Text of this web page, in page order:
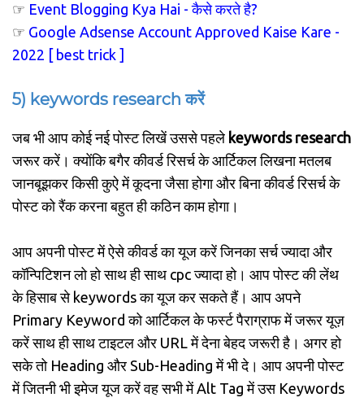
☞ Event Blogging Kya Hai - कैसे करते है?
☞ Google Adsense Account Approved Kaise Kare -
2022 [ best trick ]
5) keywords research करें
जब भी आप कोई नई पोस्ट लिखें उससे पहले keywords research
जरूर करें। क्योंकि बगैर कीवर्ड रिसर्च के आर्टिकल लिखना मतलब
जानबूझकर किसी कुऐ में कूदना जैसा होगा और बिना कीवर्ड रिसर्च के
पोस्ट को रैंक करना बहुत ही कठिन काम होगा।
आप अपनी पोस्ट में ऐसे कीवर्ड का यूज करें जिनका सर्च ज्यादा और
कॉन्पिटिशन लो हो साथ ही साथ cpc ज्यादा हो। आप पोस्ट की लेंथ
के हिसाब से keywords का यूज कर सकते हैं। आप अपने
Primary Keyword को आर्टिकल के फर्स्ट पैराग्राफ में जरूर यूज़
करें साथ ही साथ टाइटल और URL में देना बेहद जरूरी है। अगर हो
सके तो Heading और Sub-Heading में भी दे। आप अपनी पोस्ट
में जितनी भी इमेज यूज करें वह सभी में Alt Tag में उस Keywords